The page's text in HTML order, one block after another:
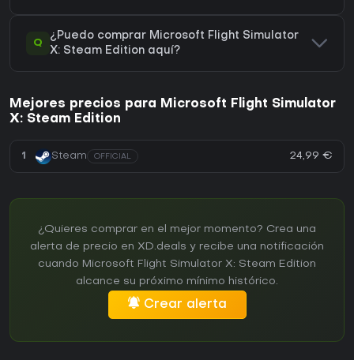
Q
¿Puedo comprar Microsoft Flight Simulator
X: Steam Edition aquí?
Mejores precios para Microsoft Flight Simulator
X: Steam Edition
1 Steam OFFICIAL 24,99 €
¿Quieres comprar en el mejor momento? Crea una
alerta de precio en XD.deals y recibe una notificación
cuando Microsoft Flight Simulator X: Steam Edition
alcance su próximo mínimo histórico.
Crear alerta